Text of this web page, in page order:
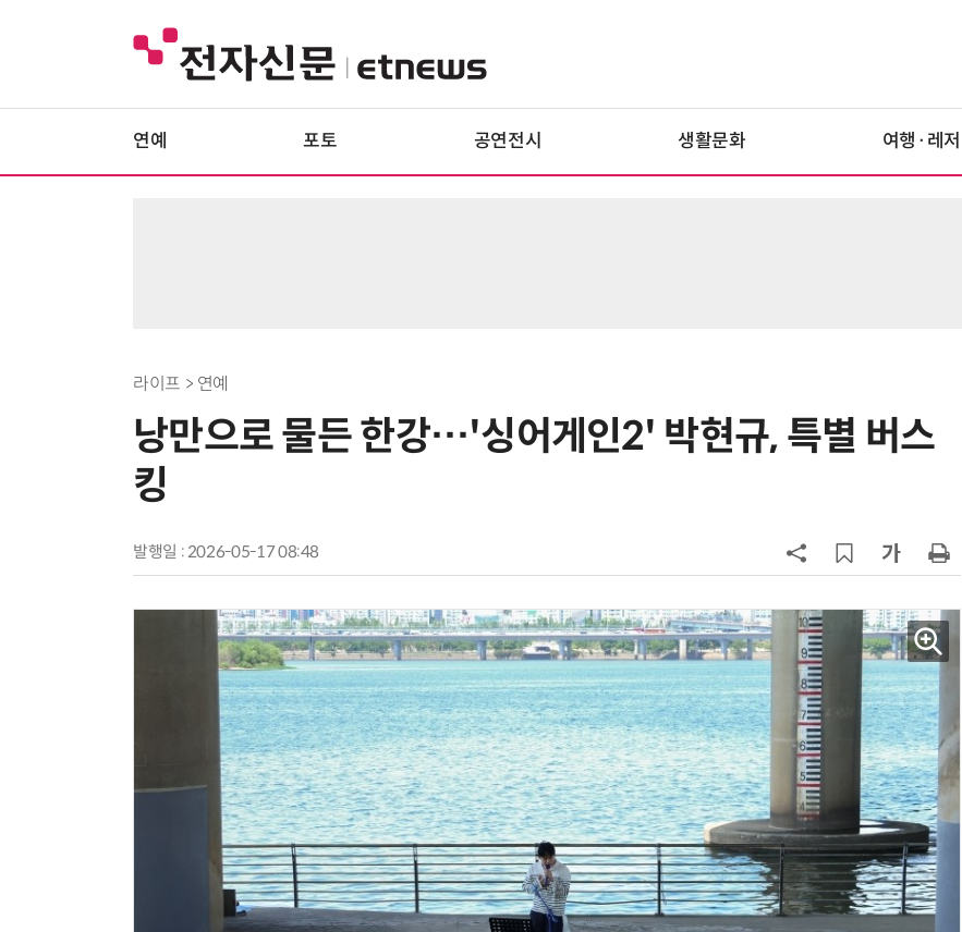
연예 포토 공연전시 생활문화 여행·레저
라이프 > 연예
낭만으로 물든 한강…'싱어게인2' 박현규, 특별 버스
킹
발행일 : 2026-05-17 08:48
AI × Design : UX 디자이너의 5가지 생존 전략과 실전 대응 현업에서 바로 쓰는 "하네스 엔지니어링" 실습 교육